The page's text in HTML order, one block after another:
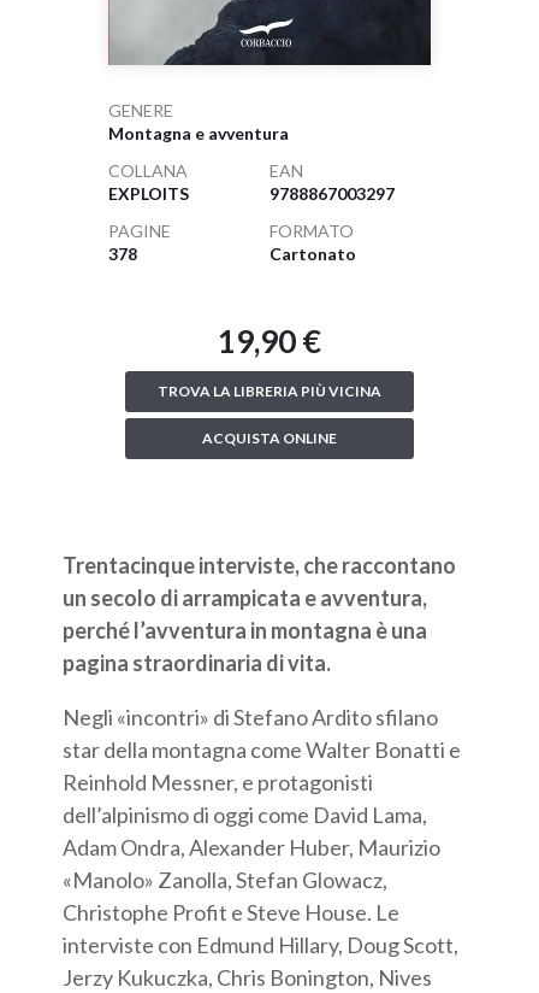
GENERE
Montagna e avventura
COLLANA
EXPLOITS
EAN
9788867003297
PAGINE
378
FORMATO
Cartonato
19,90 €
TROVA LA LIBRERIA PIÙ VICINA
ACQUISTA ONLINE
Trentacinque interviste, che raccontano
un secolo di arrampicata e avventura,
perché l’avventura in montagna è una
pagina straordinaria di vita.
Negli «incontri» di Stefano Ardito sfilano
star della montagna come Walter Bonatti e
Reinhold Messner, e protagonisti
dell’alpinismo di oggi come David Lama,
Adam Ondra, Alexander Huber, Maurizio
«Manolo» Zanolla, Stefan Glowacz,
Christophe Profit e Steve House. Le
interviste con Edmund Hillary, Doug Scott,
Jerzy Kukuczka, Chris Bonington, Nives